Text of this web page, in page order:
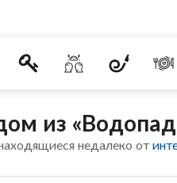
из
недалеко от